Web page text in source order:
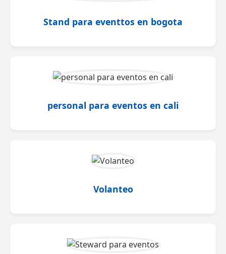
Stand para eventtos en bogota
personal para eventos en cali
Volanteo